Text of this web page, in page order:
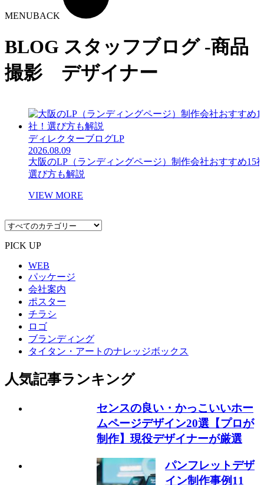
MENUBACK
BLOG スタッフブログ -商品
撮影 デザイナー
ディレクターブログLP
2026.08.09
大阪のLP（ランディングページ）制作会社おすすめ15
選び方も解説
VIEW MORE
PICK UP
WEB
パッケージ
会社案内
ポスター
チラシ
ロゴ
ブランディング
タイタン・アートのナレッジボックス
人気記事ランキング
センスの良い・かっこいいホー
ムページデザイン20選【プロが
制作】現役デザイナーが厳選
パンフレットデザ
イン制作事例11